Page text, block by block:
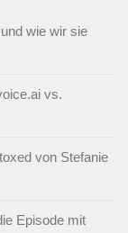
wie wir sie
vs.
von Stefanie
Episode mit